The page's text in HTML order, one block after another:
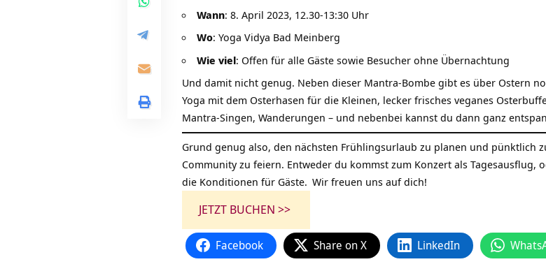
Wann: 8. April 2023, 12.30-13:30 Uhr
Wo: Yoga Vidya Bad Meinberg
Wie viel: Offen für alle Gäste sowie Besucher ohne Übernachtung
Und damit nicht genug. Neben dieser Mantra-Bombe gibt es über Ostern
Yoga mit dem Osterhasen für die Kleinen, lecker frisches veganes
Mantra-Singen, Wanderungen – und nebenbei kannst du dann ganz
Grund genug also, den nächsten Frühlingsurlaub zu planen und pünktlich
Community zu feiern. Entweder du kommst zum Konzert als Tagesausflug,
die Konditionen für Gäste. Wir freuen uns auf dich!
JETZT BUCHEN >>
Facebook Share on X LinkedIn